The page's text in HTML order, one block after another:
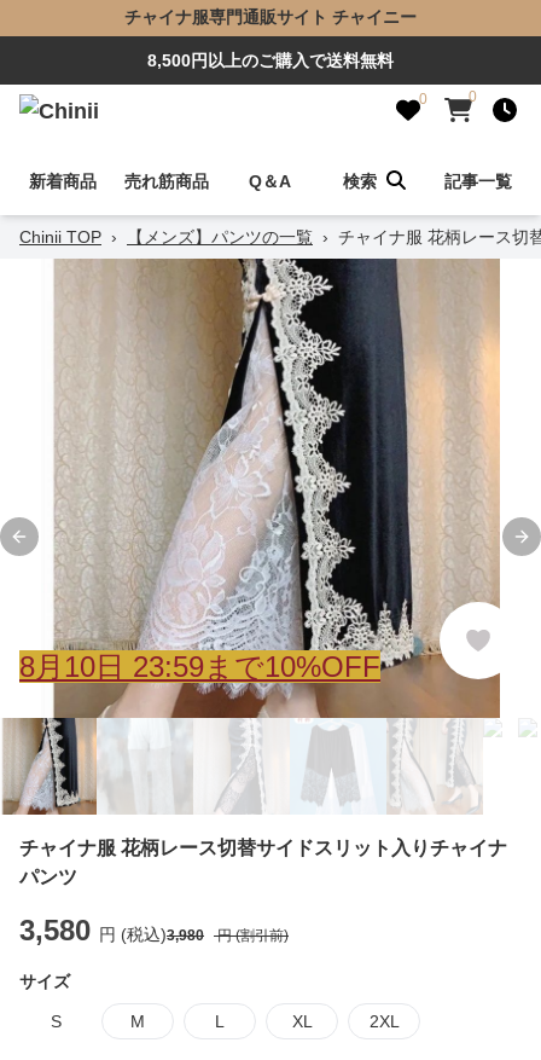
チャイナ服専門通販サイト チャイニー
8,500円以上のご購入で送料無料
0 0
新着商品 売れ筋商品 Q＆A 検索 記事一覧
Chinii TOP › 【メンズ】パンツの一覧 › チャイナ服 花柄レース切
Previous slide
8月 10日 23:59まで10%OFF
チャイナ服 花柄レース切替サイドスリット入りチャイナ
パンツ
3,580 円 (税込)3,980 円 (割引前)
サイズ
S M L XL 2XL